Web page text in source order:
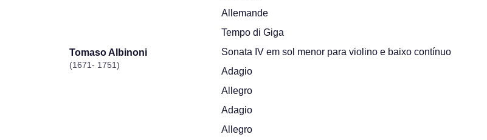
Allemande
Tempo di Giga
Tomaso Albinoni
(1671- 1751)
Sonata IV em sol menor para violino e baixo contínuo
Adagio
Allegro
Adagio
Allegro